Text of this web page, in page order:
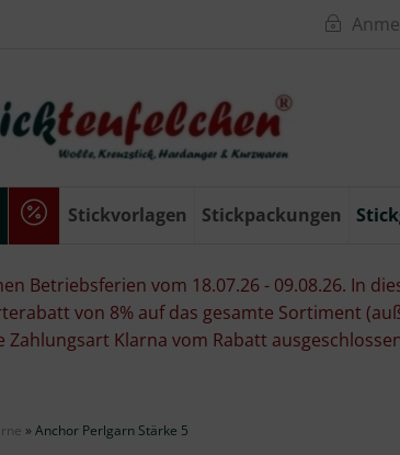
Stickvorlagen Stickpackungen
Betriebsferien vom 18.07.26 - 09.08.26. In
von 8% auf das gesamte Sortiment
Zahlungsart Klarna vom Rabatt
»Anchor Perlgarn Stärke 5